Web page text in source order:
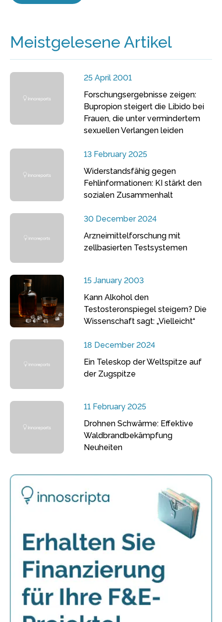
Meistgelesene Artikel
25 April 2001
Forschungsergebnisse zeigen:
Bupropion steigert die Libido bei
Frauen, die unter vermindertem
sexuellen Verlangen leiden
13 February 2025
Widerstandsfähig gegen
Fehlinformationen: KI stärkt den
sozialen Zusammenhalt
30 December 2024
Arzneimittelforschung mit
zellbasierten Testsystemen
15 January 2003
Kann Alkohol den
Testosteronspiegel steigern? Die
Wissenschaft sagt: „Vielleicht“
18 December 2024
Ein Teleskop der Weltspitze auf
der Zugspitze
11 February 2025
Drohnen Schwärme: Effektive
Waldbrandbekämpfung
Neuheiten